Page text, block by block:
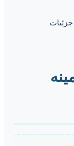
جزئیات